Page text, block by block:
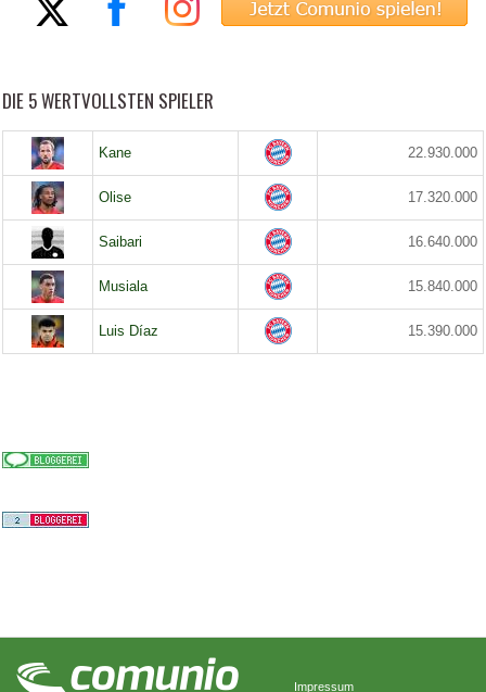
DIE 5 WERTVOLLSTEN SPIELER
Kane 22.930.000
Olise 17.320.000
Saibari 16.640.000
Musiala 15.840.000
Luis Díaz 15.390.000
Impressum